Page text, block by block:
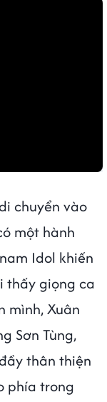
chuyển vào
một hành
Idol khiến
thấy giọng ca
mình, Xuân
Sơn Tùng,
thân thiện
phía trong